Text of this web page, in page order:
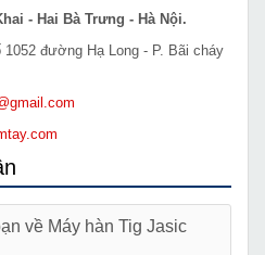
- Hai Bà Trưng - Hà Nội.
đường Hạ Long - P. Bãi cháy
về Máy hàn Tig Jasic